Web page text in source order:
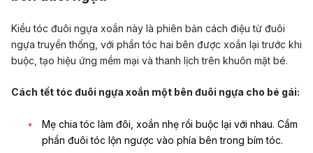
Kiểu tóc đuôi ngựa xoắn này là phiên bản cách điệu từ đuôi
ngựa truyền thống, với phần tóc hai bên được xoắn lại trước khi
buộc, tạo hiệu ứng mềm mại và thanh lịch trên khuôn mặt bé.
Cách tết tóc đuôi ngựa xoắn một bên đuôi ngựa cho bé gái:
Mẹ chia tóc làm đôi, xoắn nhẹ rồi buộc lại với nhau. Cầm
phần đuôi tóc lộn ngược vào phía bên trong bím tóc.